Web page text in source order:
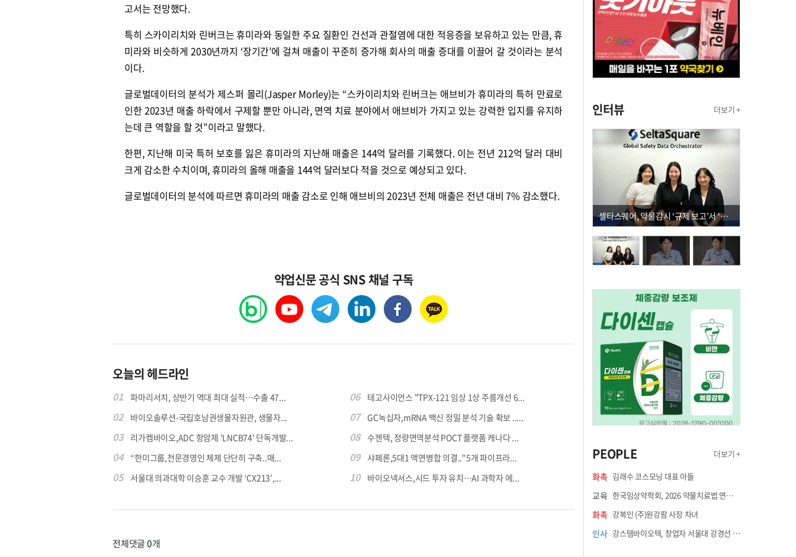
고서는 전망했다.
특히 스카이리치와 린버크는 휴미라와 동일한 주요 질환인 건선과 관절염에 대한 적응증을 보유하고 있는 만큼, 휴
미라와 비슷하게 2030년까지 ‘장기간’에 걸쳐 매출이 꾸준히 증가해 회사의 매출 증대를 이끌어 갈 것이라는 분석
이다.
글로벌데이터의 분석가 제스퍼 몰리(Jasper Morley)는 “스카이리치와 린버크는 애브비가 휴미라의 특허 만료로
인한 2023년 매출 하락에서 구제할 뿐만 아니라, 면역 치료 분야에서 애브비가 가지고 있는 강력한 입지를 유지하
는데 큰 역할을 할 것”이라고 말했다.
한편, 지난해 미국 특허 보호를 잃은 휴미라의 지난해 매출은 144억 달러를 기록했다. 이는 전년 212억 달러 대비
크게 감소한 수치이며, 휴미라의 올해 매출을 144억 달러보다 적을 것으로 예상되고 있다.
글로벌데이터의 분석에 따르면 휴미라의 매출 감소로 인해 애브비의 2023년 전체 매출은 전년 대비 7% 감소했다.
약업신문 공식 SNS 채널 구독
오늘의 헤드라인
01 파마리서치, 상반기 역대 최대 실적…수출 47...
02 바이오솔루션-국립호남권생물자원관, 생물자...
03 리가켐바이오,ADC 항암제 'LNCB74' 단독개발...
04 “한미그룹,전문경영인 체제 단단히 구축..매...
05 서울대 의과대학 이승훈 교수 개발 ‘CX213’,...
06 테고사이언스 "TPX-121 임상 1상 주름개선 6...
07 GC녹십자,mRNA 백신 정밀 분석 기술 확보 .....
08 수젠텍, 정량면역분석 POCT 플랫폼 캐나다 ...
09 샤페론,5대1 액면병합 의결.."5개 파이프라...
10 바이오넥서스,시드 투자 유치…AI 과학자 에...
전체댓글0개
인터뷰 더보기 +
셀타스퀘어, 약물감시 ‘규제 보고’서 ‘데이터 의사결정’으로 "PVX 전환 요구 커진다"
PEOPLE 더보기 +
화촉 김래수 코스모닝 대표 아들
교육 한국임상약학회, 2026 약물치료법 연수강좌 8월 21일 개최
화촉 강복인 (주)원강팜 사장 차녀
인사 강스템바이오텍, 창업자 서울대 강경선 교수 최고과학책임자 선임